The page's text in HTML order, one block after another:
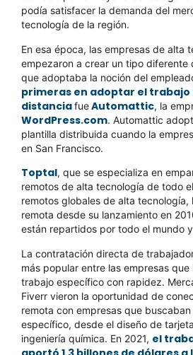
podía satisfacer la demanda del
tecnología de la región.
En esa época, las empresas de alta
empezaron a crear un tipo diferente
que adoptaba la noción del
primeras en adoptar el
distanciafueAutomattic, la
WordPress.com. Automattic
plantilla distribuida cuando la
en San Francisco.
Toptal, que se especializa en
remotos de alta tecnología de todo
remotos globales de alta tecnología,
remota desde su lanzamiento en
están repartidos por todo el mundo
La contratación directa de
más popular entre las empresas
trabajo específico con rapidez.
Fiverr vieron la oportunidad de
remota con empresas que
específico, desde el diseño de
ingeniería química. En 2021, el